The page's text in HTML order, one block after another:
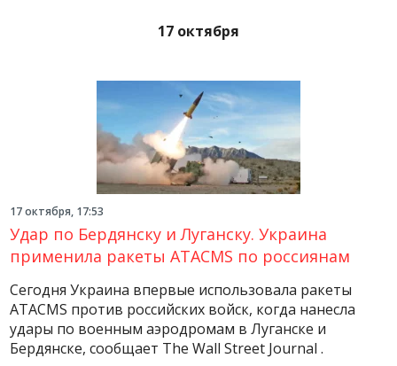
17 октября
17 октября, 17:53
Удар по Бердянску и Луганску. Украина
применила ракеты ATACMS по россиянам
Сегодня Украина впервые использовала ракеты
ATACMS против российских войск, когда нанесла
удары по военным аэродромам в Луганске и
Бердянске, сообщает The Wall Street Journal .